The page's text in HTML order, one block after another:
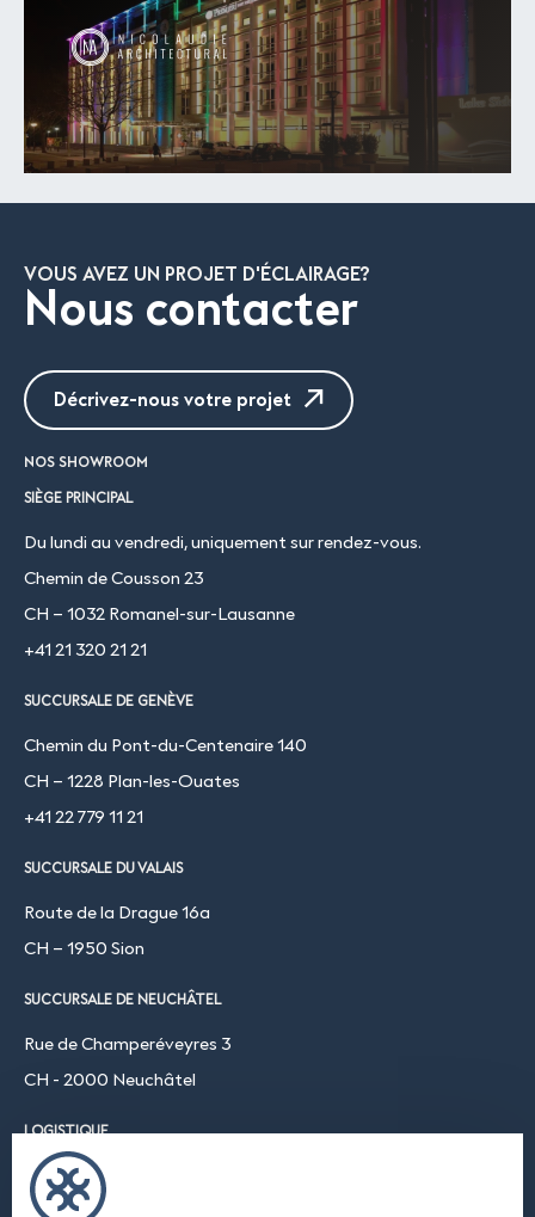
VOUS AVEZ UN PROJET D'ÉCLAIRAGE?
Nous contacter
Décrivez-nous votre projet
NOS SHOWROOM
SIÈGE PRINCIPAL
Du lundi au vendredi, uniquement sur rendez-vous.
Chemin de Cousson 23
CH – 1032 Romanel-sur-Lausanne
+41 21 320 21 21
SUCCURSALE DE GENÈVE
Chemin du Pont-du-Centenaire 140
CH – 1228 Plan-les-Ouates
+41 22 779 11 21
SUCCURSALE DU VALAIS
Route de la Drague 16a
CH – 1950 Sion
SUCCURSALE DE NEUCHÂTEL
Rue de Champeréveyres 3
CH - 2000 Neuchâtel
LOGISTIQUE
Chemin du Coteau 19